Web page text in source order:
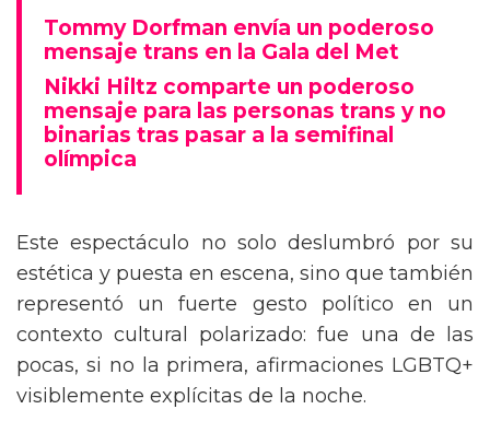
Tommy Dorfman envía un poderoso
mensaje trans en la Gala del Met
Nikki Hiltz comparte un poderoso
mensaje para las personas trans y no
binarias tras pasar a la semifinal
olímpica
Este espectáculo no solo deslumbró por su
estética y puesta en escena, sino que también
representó un fuerte gesto político en un
contexto cultural polarizado: fue una de las
pocas, si no la primera, afirmaciones LGBTQ+
visiblemente explícitas de la noche.